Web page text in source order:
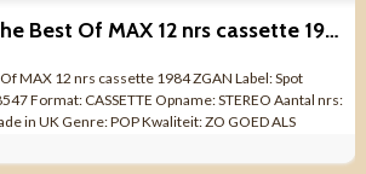
Max Bygraves The Best Of MAX 12 nrs cassette 1984 ZGAN
MAX 12 nrs cassette 1984 ZGAN Label: Spot
Format: CASSETTE Opname: STEREO Aantal nrs:
in UK Genre: POP Kwaliteit: ZO GOED ALS